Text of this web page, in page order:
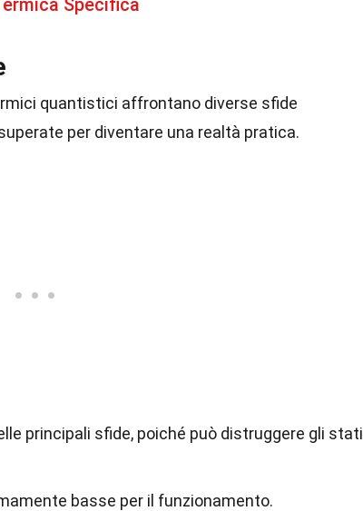
Specifica
quantistici affrontano diverse sfide
per diventare una realtà pratica.
principali sfide, poiché può distruggere gli stati
basse per il funzionamento.